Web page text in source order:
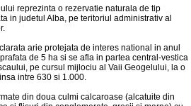
reprezinta o rezervatie naturala de tip
in judetul Alba, pe teritoriul administrativ al
arie protejata de interes national in anul
de 5 ha si se afla in partea central-vestica
pe cursul mijlociu al Vaii Geogelului, la o
intre 630 si 1.000.
din doua culmi calcaroase (alcatuite din